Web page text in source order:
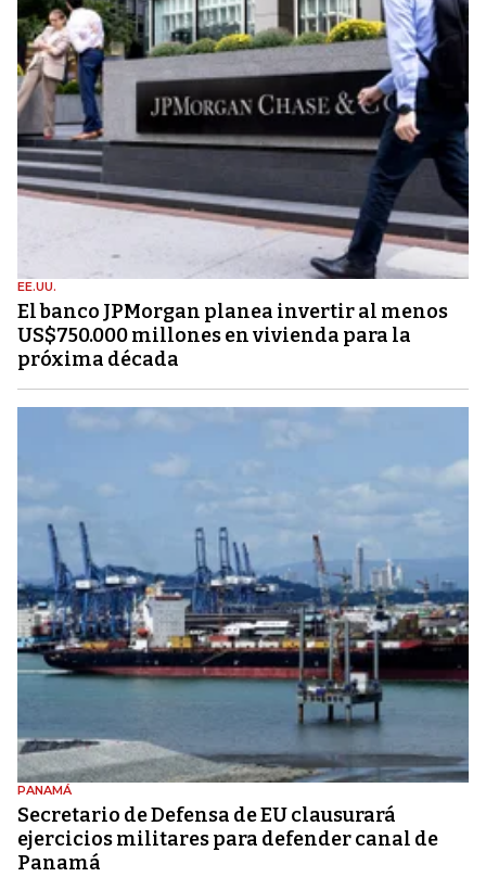
EE.UU.
El banco JPMorgan planea invertir al menos
US$750.000 millones en vivienda para la
próxima década
PANAMÁ
Secretario de Defensa de EU clausurará
ejercicios militares para defender canal de
Panamá